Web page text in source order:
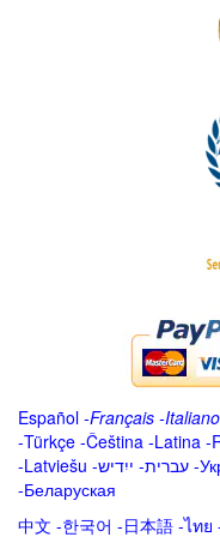
Español -Français -Italiano
-Türkçe -Čeština -Latina -
-Latviešu -ייִדיש -עברית -
-Беларуская
中文 -한국어 -日本語 -ไทย